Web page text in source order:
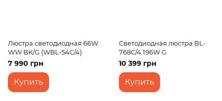
Люстра светодиодная 66W
WW BK/G (WBL-54C/4)
7 990 грн
Купить
Светодиодная люстра BL-
768C/4 196W G
10 399 грн
Купить